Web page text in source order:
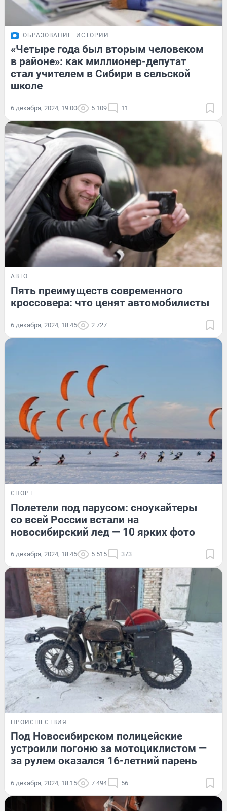
ОБРАЗОВАНИЕ ИСТОРИИ
«Четыре года был вторым человеком
в районе»: как миллионер-депутат
стал учителем в Сибири в сельской
школе
6 декабря, 2024, 19:00 5 109 11
АВТО
Пять преимуществ современного
кроссовера: что ценят автомобилисты
6 декабря, 2024, 18:45 2 727
СПОРТ
Полетели под парусом: сноукайтеры
со всей России встали на
новосибирский лед — 10 ярких фото
6 декабря, 2024, 18:45 5 515 373
ПРОИСШЕСТВИЯ
Под Новосибирском полицейские
устроили погоню за мотоциклистом —
за рулем оказался 16-летний парень
6 декабря, 2024, 18:15 7 494 56